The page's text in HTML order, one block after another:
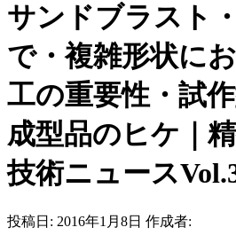
サンドブラスト
で・複雑形状に
工の重要性・試
成型品のヒケ｜
技術ニュース
投稿日: 2016年1月8日 作成者: